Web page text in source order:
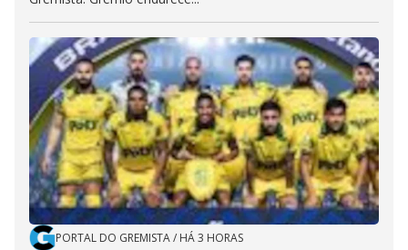
PORTAL DO GREMISTA/ HÁ 3 HORAS